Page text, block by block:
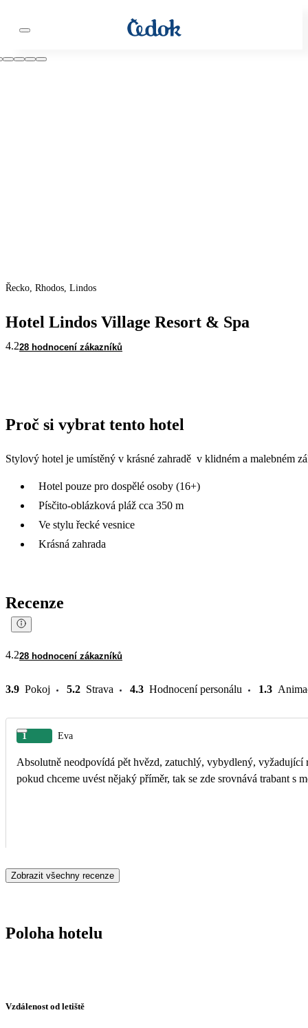
Řecko, Rhodos, Lindos
Hotel Lindos Village Resort & Spa
4.228 hodnocení zákazníků
Proč si vybrat tento hotel
Stylový hotel je umístěný v krásné zahradě v klidném a malebném
Hotel pouze pro dospělé osoby (16+)
Písčito-oblázková pláž cca 350 m
Ve stylu řecké vesnice
Krásná zahrada
Recenze
4.228 hodnocení zákazníků
3.9 Pokoj 5.2 Strava 4.3 Hodnocení personálu 1.3
1 Eva
Absolutně neodpovídá pět hvězd, zatuchlý, vybydlený, vyžadující rekonstrukci! Na Rhodos jezdíme 9 let, z toho jsme byli 8x v hotelu
pokud chceme uvést nějaký příměr, tak se zde srovnává trabant s
Zobrazit všechny recenze
Poloha hotelu
Vzdálenost od letiště